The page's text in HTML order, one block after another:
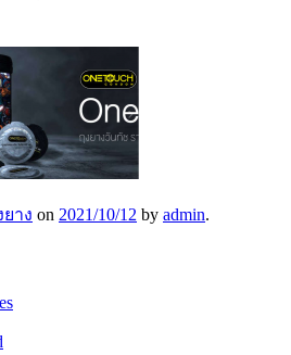
ยาง on 2021/10/12 by admin.